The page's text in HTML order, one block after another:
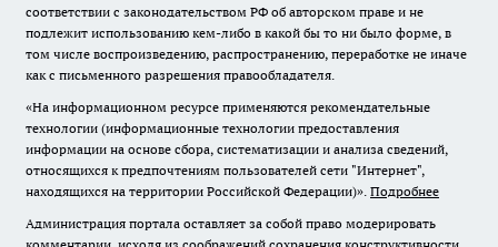
соответствии с законодательством РФ об авторском праве и не
подлежит использованию кем-либо в какой бы то ни было форме, в
том числе воспроизведению, распространению, переработке не иначе
как с письменного разрешения правообладателя.
«На информационном ресурсе применяются рекомендательные
технологии (информационные технологии предоставления
информации на основе сбора, систематизации и анализа сведений,
относящихся к предпочтениям пользователей сети "Интернет",
находящихся на территории Российской Федерации)». Подробнее
Администрация портала оставляет за собой право модерировать